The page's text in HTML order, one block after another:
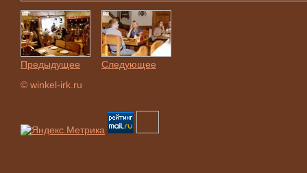
Предыдущее
Следующее
© winkel-irk.ru